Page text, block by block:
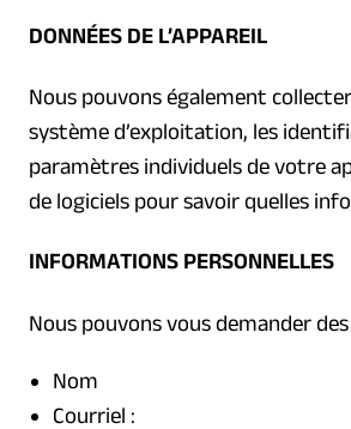
DONNÉES DE L’APPAREIL
Nous pouvons également
système d’exploitation, les
paramètres individuels de votre
de logiciels pour savoir quelles
INFORMATIONS PERSONNELLES
Nous pouvons vous demander
Nom
Courriel :